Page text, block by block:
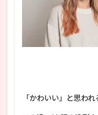
「かわいい」と思わ